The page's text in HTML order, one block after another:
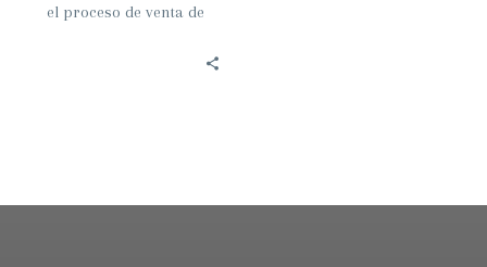
el proceso de venta de